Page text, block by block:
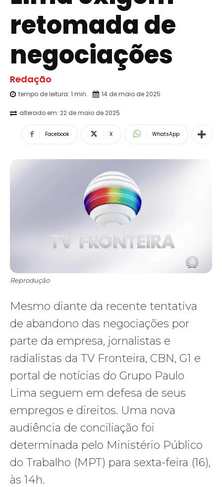
retomada de
negociações
Redação
tempo de leitura: 1 min. 14 de maio de 2025
alterado em: 22 de maio de 2025
Facebook X WhatsApp
Reprodução
Mesmo diante da recente tentativa
de abandono das negociações por
parte da empresa, jornalistas e
radialistas da TV Fronteira, CBN, G1 e
portal de notícias do Grupo Paulo
Lima seguem em defesa de seus
empregos e direitos. Uma nova
audiência de conciliação foi
determinada pelo Ministério Público
do Trabalho (MPT) para sexta-feira (16),
às 14h.